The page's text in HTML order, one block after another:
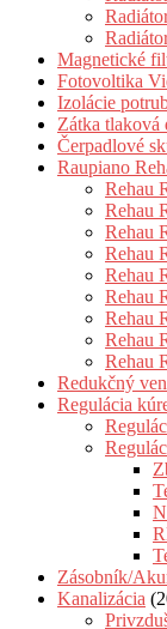
Magnetické
Fotovoltika
Izolácie
Zátka tlaková
Čerpadlové
Raupiano
Rehau
Rehau
Rehau
Rehau
Rehau
Rehau
Rehau
Rehau
Rehau
Redukčný
Regulácia
Zásobník/
Kanalizácia